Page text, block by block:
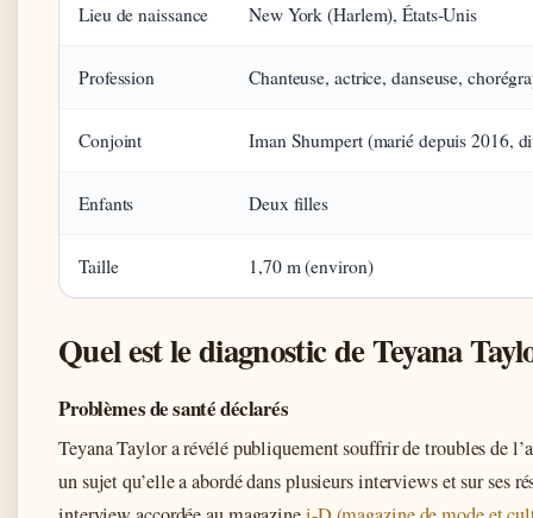
Lieu de naissance New York (Harlem), États-Unis
Profession Chanteuse, actrice, danseuse,
Conjoint Iman Shumpert (marié depuis 2016,
Enfants Deux filles
Taille 1,70 m (environ)
Quel est le diagnostic de Teyana
Problèmes de santé déclarés
Teyana Taylor a révélé publiquement souffrir de troubles de
un sujet qu’elle a abordé dans plusieurs interviews et sur ses